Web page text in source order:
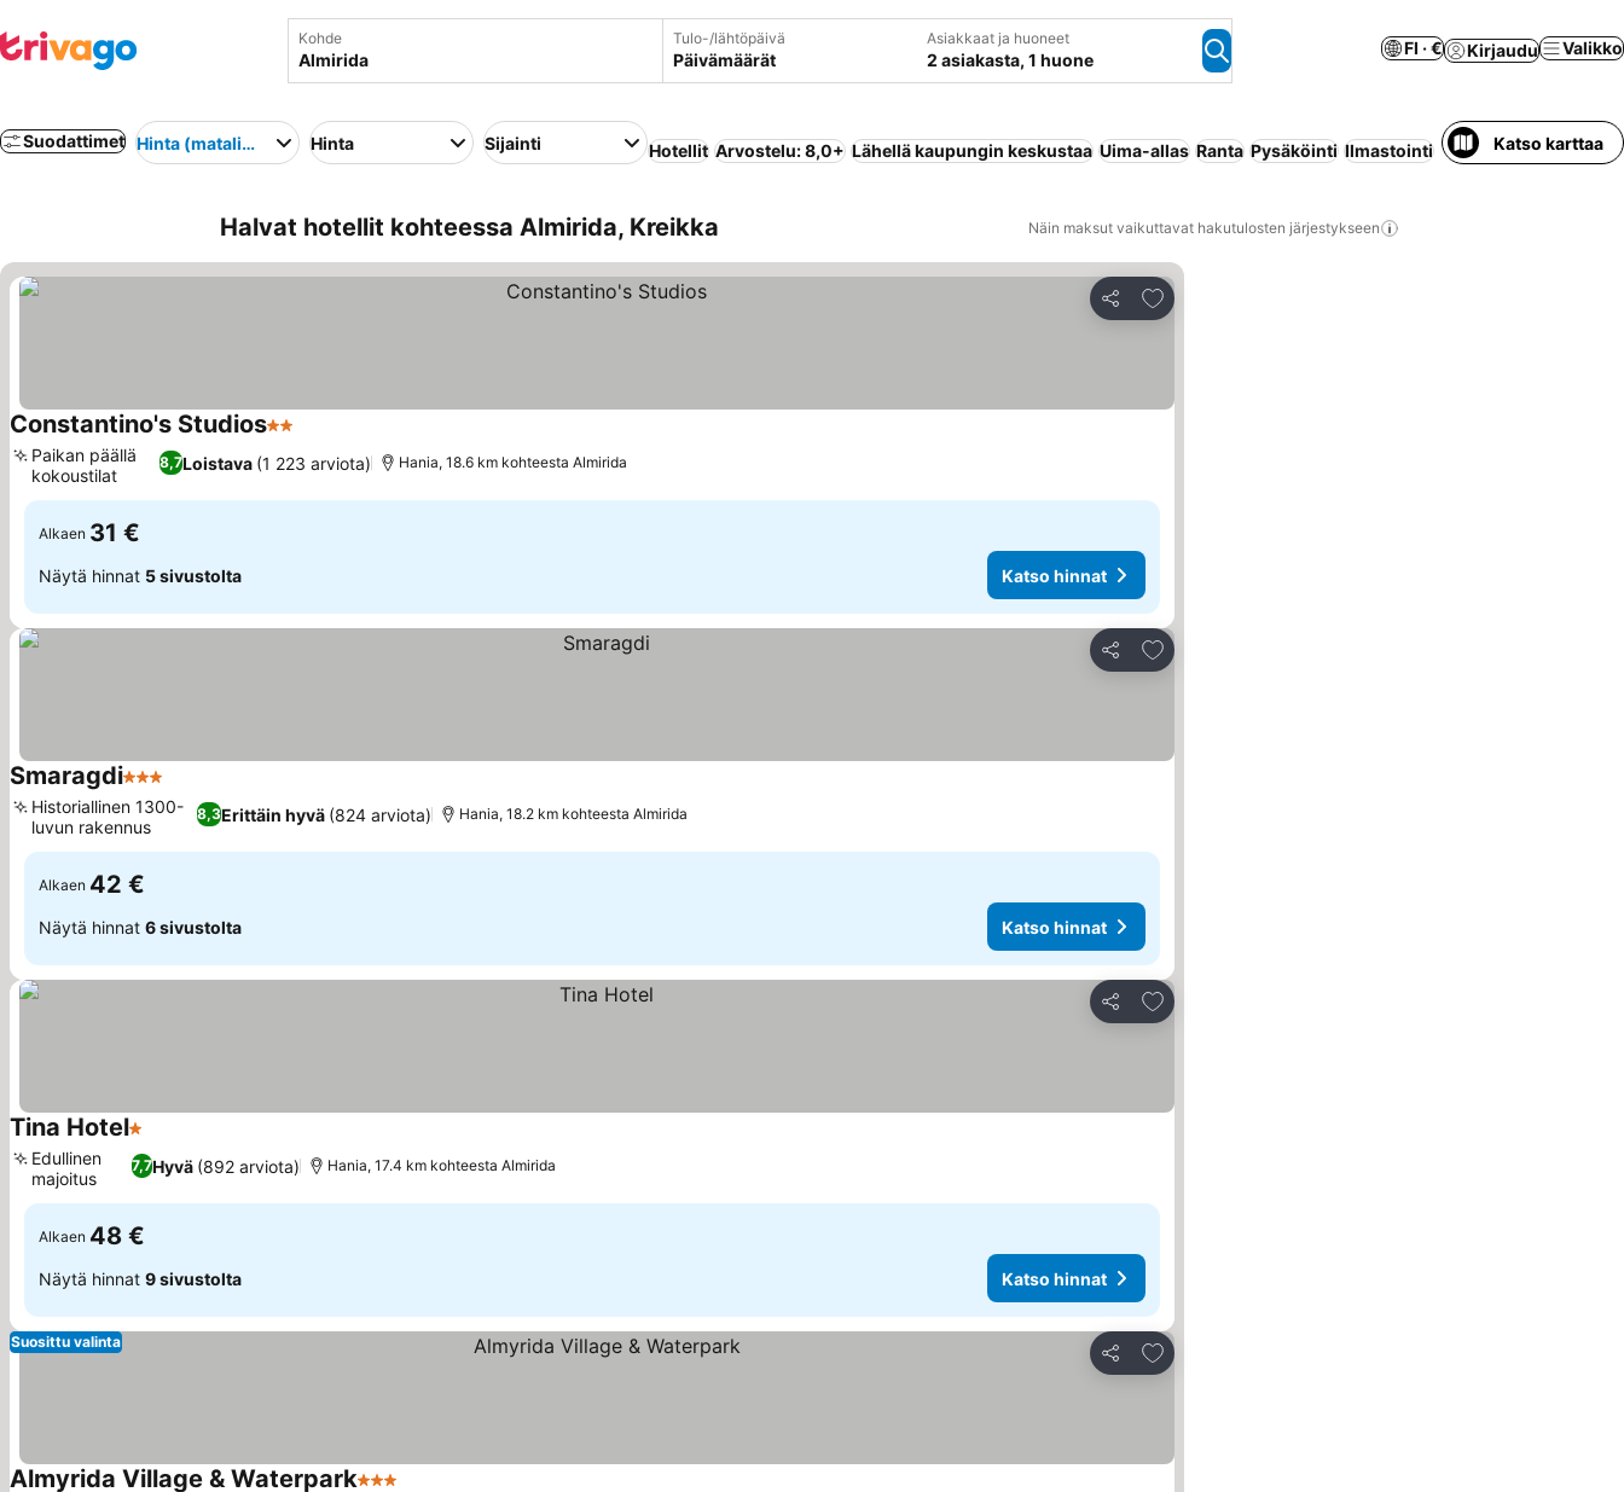
Kohde Tulo-/lähtöpäivä
Päivämäärät
Asiakkaat ja huoneet
2 asiakasta, 1 huone
FI · € Kirjaudu Valikko
Suodattimet Hinta (matalimmasta korkeimpaan)
Hinta Sijainti Hotellit Arvostelu: 8,0+ Lähellä kaupungin keskustaa Uima-allas Ranta Pysäköinti Ilmastointi All inclusive Koko
Katso karttaa
Halvat hotellit kohteessa Almirida, Kreikka Näin maksut vaikuttavat hakutulosten järjestykseen
Jaa
Lisää suosikkeihin
Constantino's Studios2 Tähtiluokitus
8,7Loistava (1 223 arviota)
Paikan päällä
kokoustilat
Hania, 18.6 km kohteesta Almirida
Alkaen 31 €
Näytä hinnat 5 sivustolta Katso hinnat
Jaa
Lisää suosikkeihin
Smaragdi3 Tähtiluokitus
8,3Erittäin hyvä (824 arviota)
Historiallinen 1300-
luvun rakennus
Hania, 18.2 km kohteesta Almirida
Alkaen 42 €
Näytä hinnat 6 sivustolta Katso hinnat
Jaa
Lisää suosikkeihin
Tina Hotel1 Tähtiluokitus
7,7Hyvä (892 arviota)
Edullinen
majoitus
Hania, 17.4 km kohteesta Almirida
Alkaen 48 €
Näytä hinnat 9 sivustolta Katso hinnat
Jaa
Lisää suosikkeihin
Suosittu valinta
Almyrida Village & Waterpark